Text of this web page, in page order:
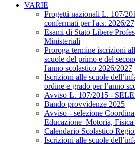
VARIE
Progetti nazionali L. 107/
confermati per l'a.s. 2026/27
Esami di Stato Libere
Ministeriali
Proroga termine iscrizioni
scuole del primo e del
l'anno scolastico 2026/2027
Iscrizioni alle scuole
ordine e grado per l’anno
Avviso L. 107/2015 -
Bando provvidenze 2025
Avviso - selezione
Educazione Motoria, Fisica
Calendario Scolastico
Iscrizioni alle scuole